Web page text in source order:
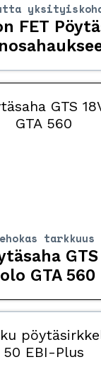
FET
tarkkuus
GTS
GTA 560